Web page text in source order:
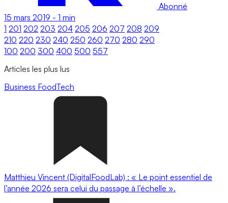
Abonné
15 mars 2019 - 1 min
1 201 202 203 204 205 206 207 208 209
210 220 230 240 250 260 270 280 290
100 200 300 400 500 557
Articles les plus lus
Business FoodTech
Matthieu Vincent (DigitalFoodLab) : « Le point essentiel de
l’année 2026 sera celui du passage à l’échelle ».